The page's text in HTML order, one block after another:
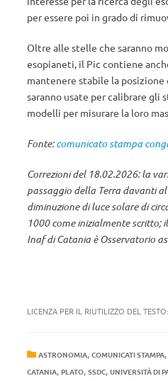
per essere poi in grado di
Oltre alle stelle che saranno
esopianeti, il Pic contiene
mantenere stabile la
saranno usate per calibrare gli
modelli per misurare la loro
Fonte:comunicato stampa
Correzioni del 18.02.2026: la
passaggio della Terra davanti
diminuzione di luce solare di
1000 come inizialmente scritto;
Inaf di Catania è Osservatorio
LICENZA PER IL RIUTILIZZO DEL TESTO:
ASTRONOMIA, COMUNICATI STAMPA,
CATANIA, PLATO, SSDC, UNIVERSITÀ DI